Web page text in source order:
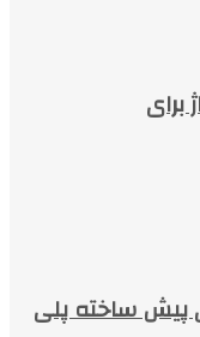
برای
پیش ساخته پلی